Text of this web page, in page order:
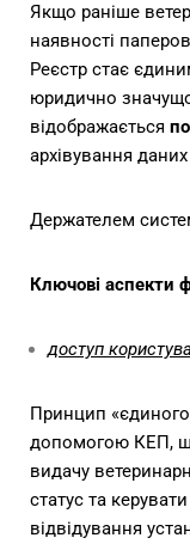
Якщо раніше
наявності
Реєстр стає
юридично
відображається
архівування
Держателем
Ключові аспекти
доступ
Принцип «єдиного
допомогою КЕП,
видачу
статус та
відвідування